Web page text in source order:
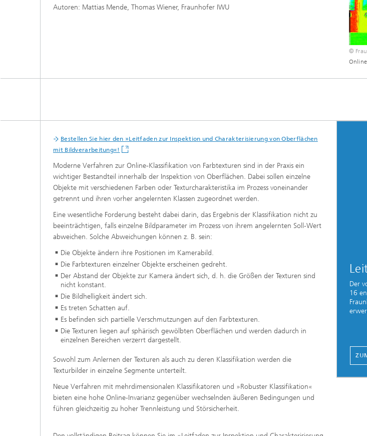
Autoren: Mattias Mende, Thomas Wiener, Fraunhofer IWU
©
Bestellen Sie hier den »Leitfaden zur Inspektion und Charakterisierung von Oberflächen
mit Bildverarbeitung«!
Moderne Verfahren zur Online-Klassifikation von Farbtexturen sind in der Praxis ein
wichtiger Bestandteil innerhalb der Inspektion von Oberflächen. Dabei sollen einzelne
Objekte mit verschiedenen Farben oder Texturcharakteristika im Prozess voneinander
getrennt und ihren vorher angelernten Klassen zugeordnet werden.
Eine wesentliche Forderung besteht dabei darin, das Ergebnis der Klassifikation nicht zu
beeinträchtigen, falls einzelne Bildparameter im Prozess von ihrem angelernten Soll-Wert
abweichen. Solche Abweichungen können z. B. sein:
Die Objekte ändern ihre Positionen im Kamerabild.
Die Farbtexturen einzelner Objekte erscheinen gedreht.
Der Abstand der Objekte zur Kamera ändert sich, d. h. die Größen der Texturen sind
nicht konstant.
Die Bildhelligkeit ändert sich.
Es treten Schatten auf.
Es befinden sich partielle Verschmutzungen auf den Farbtexturen.
Die Texturen liegen auf sphärisch gewölbten Oberflächen und werden dadurch in
einzelnen Bereichen verzerrt dargestellt.
Sowohl zum Anlernen der Texturen als auch zu deren Klassifikation werden die
Texturbilder in einzelne Segmente unterteilt.
Neue Verfahren mit mehrdimensionalen Klassifikatoren und »Robuster Klassifikation«
bieten eine hohe Online-Invarianz gegenüber wechselnden äußeren Bedingungen und
führen gleichzeitig zu hoher Trennleistung und Störsicherheit.
Der
16